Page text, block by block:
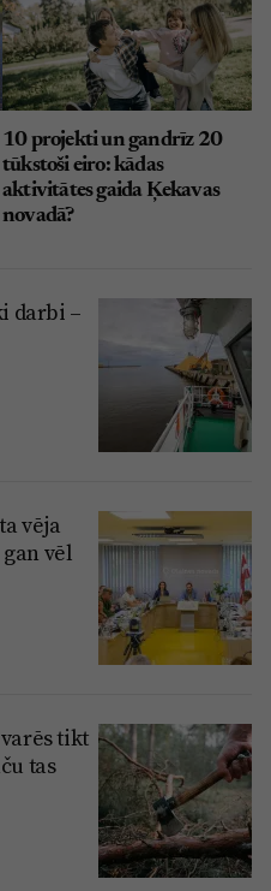
10 projekti un gandrīz 20
tūkstoši eiro: kādas
aktivitātes gaida Ķekavas
novadā?
darbi –
vēja
vēl
tikt
tas